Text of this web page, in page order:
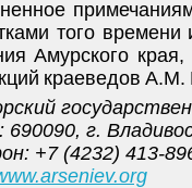
того
Амурского
краеведов
690090, г.
+7 (4232) 413-